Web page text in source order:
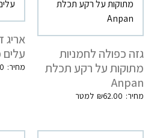
גזה כפולה לחמניות
מתוקות על רקע תכלת
Anpan
₪62.00
אריג
עלים